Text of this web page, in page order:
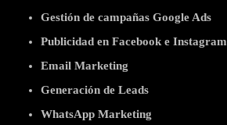
Gestión de campañas Google Ads
Publicidad en Facebook e Instagram
Email Marketing
Generación de Leads
WhatsApp Marketing